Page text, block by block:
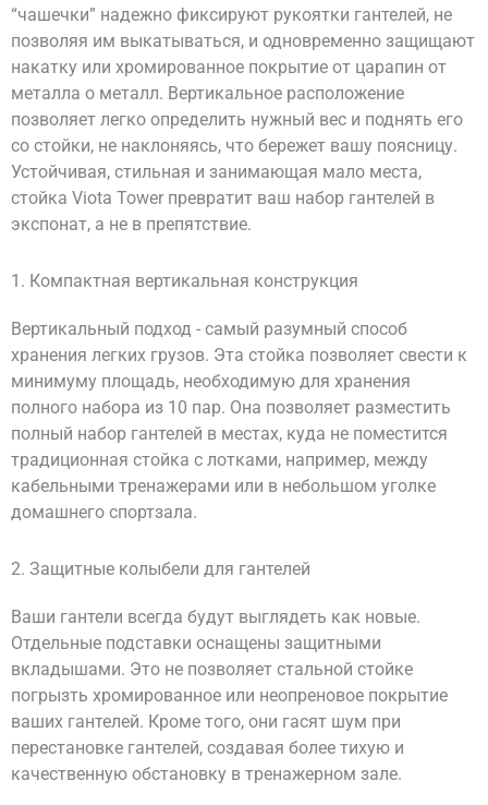
“чашечки” надежно фиксируют рукоятки гантелей, не
позволяя им выкатываться, и одновременно защищают
накатку или хромированное покрытие от царапин от
металла о металл. Вертикальное расположение
позволяет легко определить нужный вес и поднять его
со стойки, не наклоняясь, что бережет вашу поясницу.
Устойчивая, стильная и занимающая мало места,
стойка Viota Tower превратит ваш набор гантелей в
экспонат, а не в препятствие.
1. Компактная вертикальная конструкция
Вертикальный подход - самый разумный способ
хранения легких грузов. Эта стойка позволяет свести к
минимуму площадь, необходимую для хранения
полного набора из 10 пар. Она позволяет разместить
полный набор гантелей в местах, куда не поместится
традиционная стойка с лотками, например, между
кабельными тренажерами или в небольшом уголке
домашнего спортзала.
2. Защитные колыбели для гантелей
Ваши гантели всегда будут выглядеть как новые.
Отдельные подставки оснащены защитными
вкладышами. Это не позволяет стальной стойке
погрызть хромированное или неопреновое покрытие
ваших гантелей. Кроме того, они гасят шум при
перестановке гантелей, создавая более тихую и
качественную обстановку в тренажерном зале.